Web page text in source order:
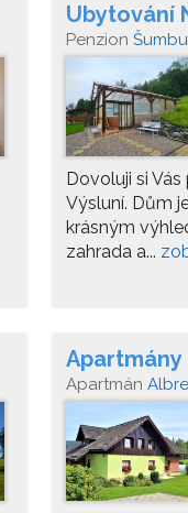
Ubytování
Penzion
Tanvald -
Dovoluji si
Výsluní. Dům
krásným
zahrada a...
Apartmán